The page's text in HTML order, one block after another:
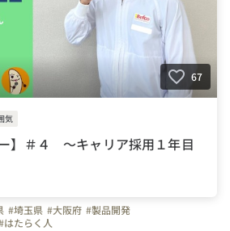
67
気
ー】＃４ ～キャリア採用１年目
#埼玉県 #大阪府 #製品開発
はたらく人